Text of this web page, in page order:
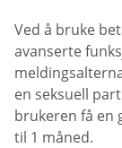
Ved å bruke
avanserte
en seksuell
brukeren få en
til 1 måned.